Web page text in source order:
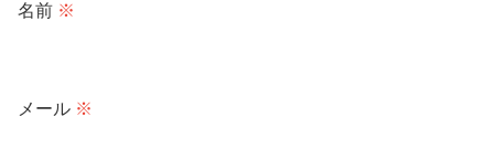
名前 ※
メール ※